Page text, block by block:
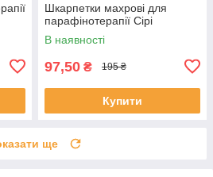
Шкарпетки махрові для
парафінотерапії Сірі
В наявності
97,50 ₴ 195 ₴
Купити
ще